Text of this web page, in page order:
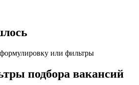
или фильтры
подбора вакансий